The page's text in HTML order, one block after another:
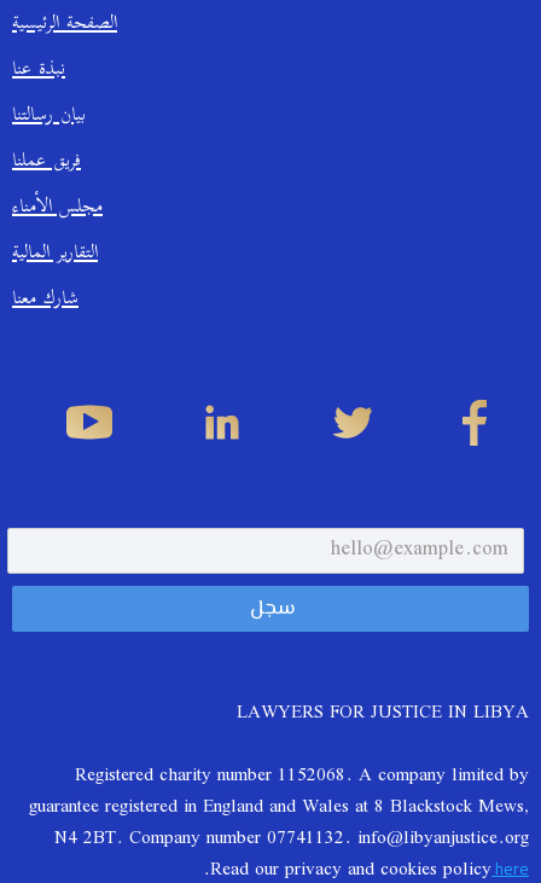
الصفحة الرئيسية
نبذة عنا
بيان رسالتنا
فريق عملنا
مجلس الأمناء
التقارير المالية
شارك معنا
LAWYERS FOR JUSTICE IN LIBYA
Registered charity number 1152068. A company limited by
guarantee registered in England and Wales at 8 Blackstock Mews,
N4 2BT. Company number 07741132. info@libyanjustice.org
Read our privacy and cookies policyhere
.